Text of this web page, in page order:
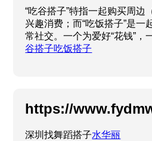
“吃谷搭子”特指一起购买周边
兴趣消费；而“吃饭搭子”是一
常社交。一个为爱好“花钱”，
谷搭子吃饭搭子
https://
深圳找舞蹈搭子水华丽